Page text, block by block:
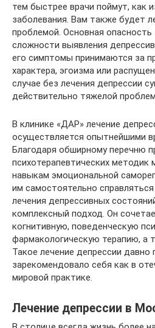
тем быстрее врачи поймут, как
заболевания. Вам также будет
проблемой. Основная опасность
сложности выявления
его симптомы принимаются за
характера, эгоизма или
случае без лечения депрессии
действительно тяжелой
В клинике «ДАР» лечение
осуществляется опытнейшими
Благодаря обширному перечню
психотерапевтических
навыкам эмоциональной
им самостоятельно
лечения депрессивных
комплексный подход. Он
когнитивную, поведенческую
фармакологическую терапию, а
Такое лечение депрессии давно
зарекомендовало себя как в
мировой практике.
Лечение депрессии в